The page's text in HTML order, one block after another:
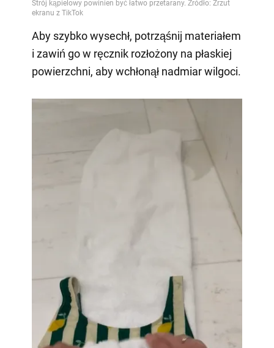
Aby szybko wysechł, potrząśnij materiałem
i zawiń go w ręcznik rozłożony na płaskiej
powierzchni, aby wchłonął nadmiar wilgoci.